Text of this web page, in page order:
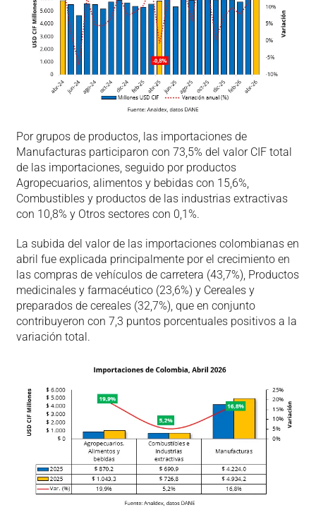
Por grupos de productos, las importaciones de
Manufacturas participaron con 73,5% del valor CIF total
de las importaciones, seguido por productos
Agropecuarios, alimentos y bebidas con 15,6%,
Combustibles y productos de las industrias extractivas
con 10,8% y Otros sectores con 0,1%.
La subida del valor de las importaciones colombianas en
abril fue explicada principalmente por el crecimiento en
las compras de vehículos de carretera (43,7%), Productos
medicinales y farmacéutico (23,6%) y Cereales y
preparados de cereales (32,7%), que en conjunto
contribuyeron con 7,3 puntos porcentuales positivos a la
variación total.